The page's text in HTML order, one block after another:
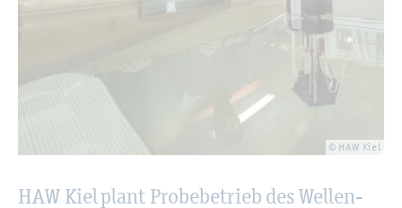
© HAW Kiel
HAW Kiel plant Pro­be­be­trieb des Wel­len­